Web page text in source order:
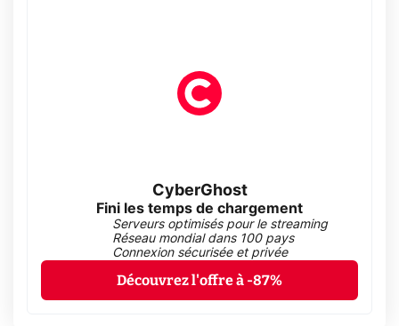
CyberGhost
Fini les temps de chargement
Serveurs optimisés pour le streaming
Réseau mondial dans 100 pays
Connexion sécurisée et privée
Découvrez l'offre à -87%